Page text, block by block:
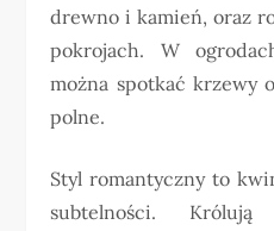
drewno i kamień, oraz
pokrojach. W
można spotkać krzewy
polne.
Styl romantyczny to
subtelności.